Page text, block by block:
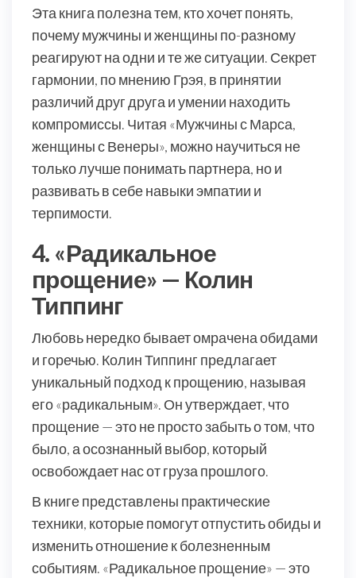
Эта книга полезна тем, кто хочет понять,
почему мужчины и женщины по-разному
реагируют на одни и те же ситуации. Секрет
гармонии, по мнению Грэя, в принятии
различий друг друга и умении находить
компромиссы. Читая «Мужчины с Марса,
женщины с Венеры», можно научиться не
только лучше понимать партнера, но и
развивать в себе навыки эмпатии и
терпимости.
4. «Радикальное
прощение» — Колин
Типпинг
Любовь нередко бывает омрачена обидами
и горечью. Колин Типпинг предлагает
уникальный подход к прощению, называя
его «радикальным». Он утверждает, что
прощение — это не просто забыть о том, что
было, а осознанный выбор, который
освобождает нас от груза прошлого.
В книге представлены практические
техники, которые помогут отпустить обиды и
изменить отношение к болезненным
событиям. «Радикальное прощение» — это